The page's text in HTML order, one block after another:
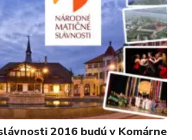
2016 budú v Komárne